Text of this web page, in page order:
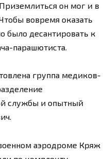
он мог и в
вовремя оказать
было десантировать к
парашютиста.
группа медиков-
службы и опытный
аэродроме Кряж